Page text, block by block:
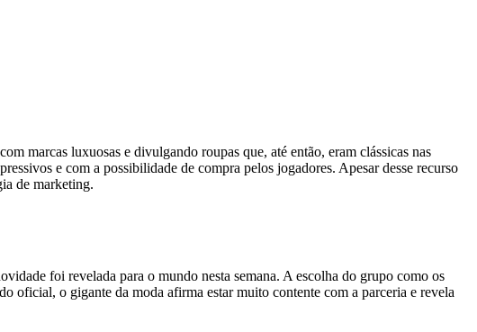
marcas luxuosas e divulgando roupas que, até então, eram clássicas nas
e com a possibilidade de compra pelos jogadores. Apesar desse recurso
de marketing.
foi revelada para o mundo nesta semana. A escolha do grupo como os
oficial, o gigante da moda afirma estar muito contente com a parceria e revela